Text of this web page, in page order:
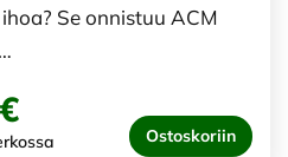
Se onnistuu ACM
Ostoskoriin